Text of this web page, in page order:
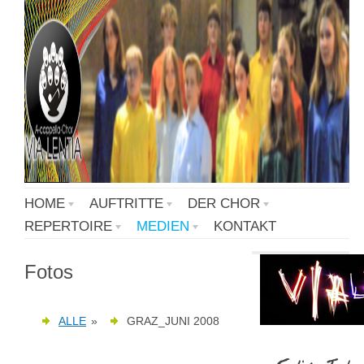
HOME AUFTRITTE
DER CHOR
REPERTOIRE
MEDIEN KONTAKT
Fotos
ALLE » GRAZ_JUNI 2008